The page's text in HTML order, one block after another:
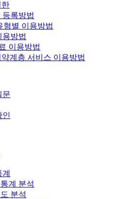
한
등록방법
형별 이용방법
용방법
이용방법
계층 서비스 이용방법
문
인
계 분석
분석